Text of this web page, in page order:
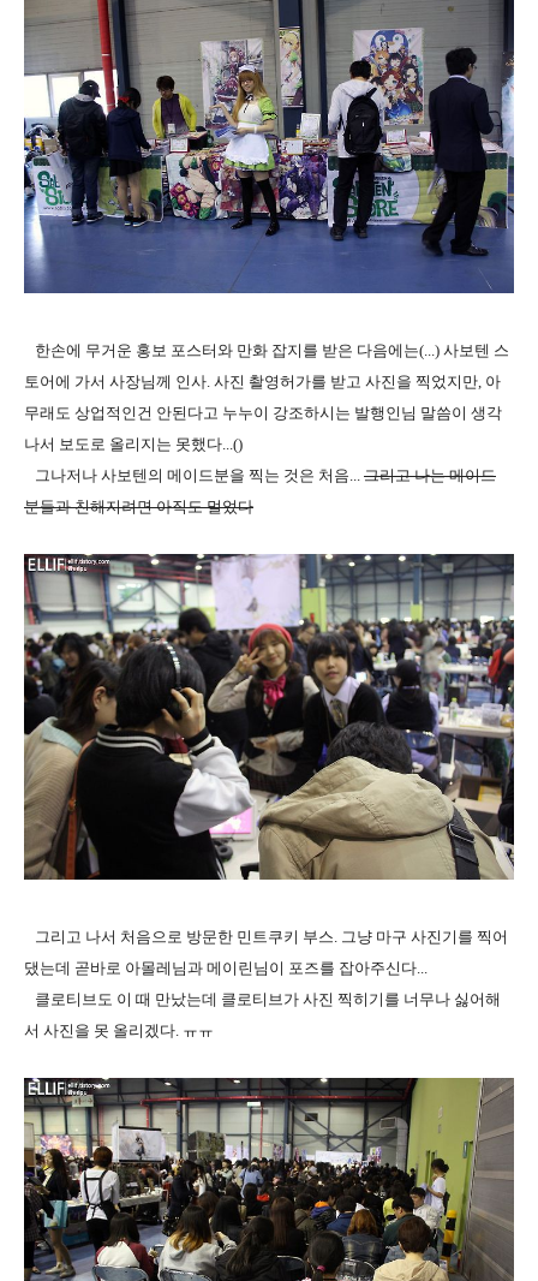
한손에 무거운 홍보 포스터와 만화 잡지를 받은 다음에는(...) 사보텐 스
토어에 가서 사장님께 인사. 사진 촬영허가를 받고 사진을 찍었지만, 아
무래도 상업적인건 안된다고 누누이 강조하시는 발행인님 말씀이 생각
나서 보도로 올리지는 못했다...()
그나저나 사보텐의 메이드분을 찍는 것은 처음... 그리고 나는 메이드
분들과 친해지려면 아직도 멀었다
그리고 나서 처음으로 방문한 민트쿠키 부스. 그냥 마구 사진기를 찍어
댔는데 곧바로 아몰레님과 메이린님이 포즈를 잡아주신다...
클로티브도 이 때 만났는데 클로티브가 사진 찍히기를 너무나 싫어해
서 사진을 못 올리겠다. ㅠㅠ